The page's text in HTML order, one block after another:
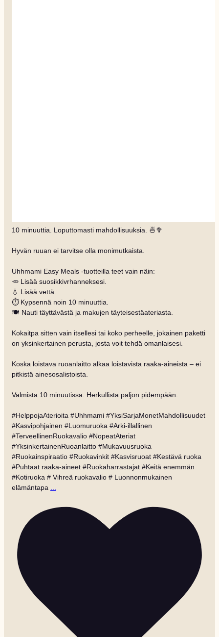
10 minuuttia. Loputtomasti mahdollisuuksia. 🍜🥦
Hyvän ruuan ei tarvitse olla monimutkaista.
Uhhmami Easy Meals -tuotteilla teet vain näin:
🥕 Lisää suosikkivrhanneksesi.
💧 Lisää vettä.
⏱️ Kypsennä noin 10 minuuttia.
🍽️ Nauti täyttävästä ja makujen täyteisestäateriasta.
Kokaitpa sitten vain itsellesi tai koko perheelle, jokainen paketti
on yksinkertainen perusta, josta voit tehdä omanlaisesi.
Koska loistava ruoanlaitto alkaa loistavista raaka-aineista – ei
pitkistä ainesosalistoista.
Valmista 10 minuutissa. Herkullista paljon pidempään.
#HelppojaAterioita #Uhhmami #YksiSarjaMonetMahdollisuudet
#Kasvipohjainen #Luomuruoka #Arki-illallinen
#TerveellinenRuokavalio #NopeatAteriat
#YksinkertainenRuoanlaitto #Mukavuusruoka
#Ruokainspiraatio #Ruokavinkit #Kasvisruoat #Kestävä ruoka
#Puhtaat raaka-aineet #Ruokaharrastajat #Keitä enemmän
#Kotiruoka # Vihreä ruokavalio # Luonnonmukainen
elämäntapa ...